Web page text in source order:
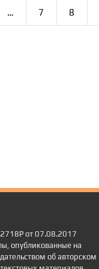
… 7 8
от 07.08.2017
опубликованные на
об авторском